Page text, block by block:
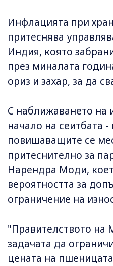
Инфлацията при
притеснява
Индия, която
през миналата
ориз и захар, за да
С наближаването на
начало на сеитбата
повишаващите се
притеснително за
Нарендра Моди,
вероятността за
ограничение на
"Правителството на
задачата да
цената на